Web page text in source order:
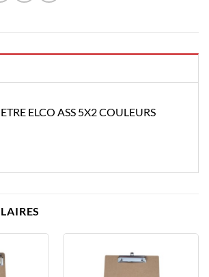
ELCO ASS 5X2 COULEURS